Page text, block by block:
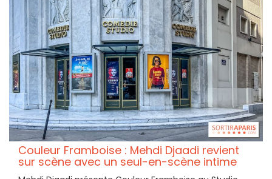
Couleur Framboise : Mehdi Djaadi revient
sur scène avec un seul-en-scène intime